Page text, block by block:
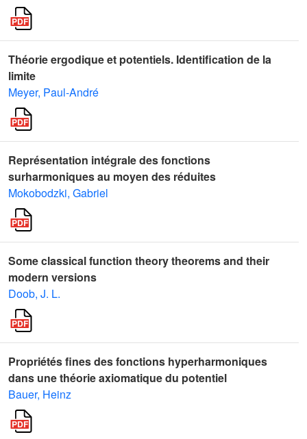
Théorie ergodique et potentiels. Identification de la
limite
Meyer, Paul-André
Représentation intégrale des fonctions
surharmoniques au moyen des réduites
Mokobodzki, Gabriel
Some classical function theory theorems and their
modern versions
Doob, J. L.
Propriétés fines des fonctions hyperharmoniques
dans une théorie axiomatique du potentiel
Bauer, Heinz